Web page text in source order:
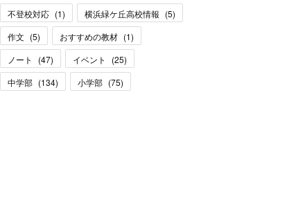
不登校対応 (1) 横浜緑ケ丘高校情報 (5)
作文 (5) おすすめの教材 (1)
ノート
(47) イベント (25)
中学部 (134) 小学部 (75)